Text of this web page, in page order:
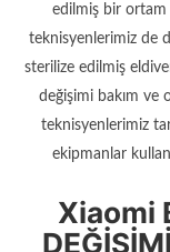
edilmiş bir ortam
teknisyenlerimiz de
sterilize edilmiş
değişimi bakım ve
teknisyenlerimiz
ekipmanlar
Xiaomi